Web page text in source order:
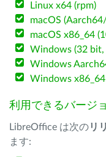
Linux x64 (rpm)
macOS
macOS x86_64
Windows (32 bit,
Windows
Windows
利用できるバージ
LibreOffice は次のリ
ます: